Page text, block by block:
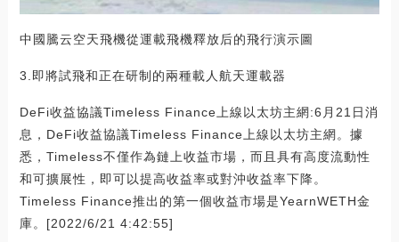
中國騰云空天飛機從運載飛機釋放后的飛行演示圖
3.即將試飛和正在研制的兩種載人航天運載器
DeFi收益協議Timeless Finance上線以太坊主網:6月21日消
息，DeFi收益協議Timeless Finance上線以太坊主網。據
悉，Timeless不僅作為鏈上收益市場，而且具有高度流動性
和可擴展性，即可以提高收益率或對沖收益率下降。
Timeless Finance推出的第一個收益市場是YearnWETH金
庫。[2022/6/21 4:42:55]